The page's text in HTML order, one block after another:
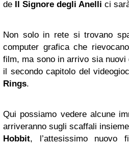
de Il Signore degli Anelli ci
Non solo in rete si trovano
computer grafica che
film, ma sono in arrivo sia
il secondo capitolo del
Rings.
Qui possiamo vedere alcune
arriveranno sugli scaffali
Hobbit, l’attesissimo nuovo